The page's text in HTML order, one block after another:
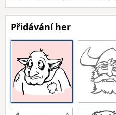
Přidávání her